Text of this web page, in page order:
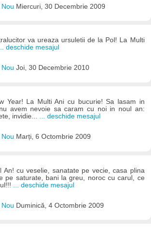
Miercuri, 30 Decembrie 2009
va ureaza ursuletii de la Pol! La Multi
deschide mesajul
Nou Joi, 30 Decembrie 2010
Year! La Multi Ani cu bucurie! Sa lasam in
avem nevoie sa caram cu noi in noul an:
invidie...
... deschide mesajul
Nou Marți, 6 Octombrie 2009
An! cu veselie, sanatate pe vecie, casa plina
pe saturate, bani la greu, noroc cu carul, ce
... deschide mesajul
Nou Duminică, 4 Octombrie 2009